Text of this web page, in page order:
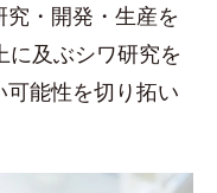
・開発・生産を
に及ぶシワ研究を
能性を切り拓い